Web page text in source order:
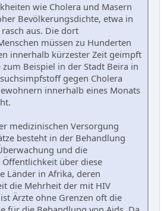
wie Cholera und Masern
Bevölkerungsdichte, etwa in
aus. Die dort
müssen zu Hunderten
innerhalb kürzester Zeit geimpft
Beispiel in der Stadt Beira in
gegen Cholera
innerhalb eines Monats
medizinischen Versorgung
besteht in der Behandlung
und die
über diese
Länder in Afrika, deren
die Mehrheit der mit HIV
Ärzte ohne Grenzen oft die